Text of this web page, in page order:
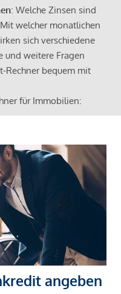
: Welche Zinsen sind
welcher monatlichen
sich verschiedene
und weitere Fragen
Rechner bequem mit
für Immobilien:
angeben